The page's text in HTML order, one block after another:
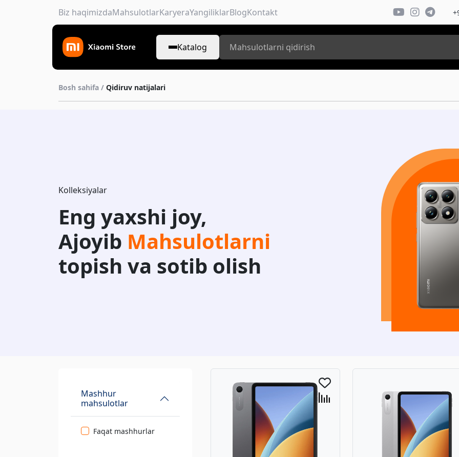
Biz haqimizdaMahsulotlarKaryeraYangiliklarBlogKontakt
Katalog
Bosh sahifa / Qidiruv natijalari
Kolleksiyalar
Eng yaxshi joy,
Ajoyib Mahsulotlarni
topish va sotib olish
Mashhur
mahsulotlar
Faqat mashhurlar